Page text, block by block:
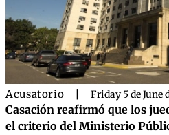
Acusatorio Friday 5 de June
Casación reafirmó que los
el criterio del Ministerio